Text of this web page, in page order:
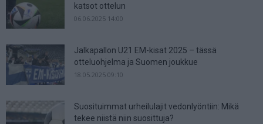
katsot ottelun
06.06.2025 14:00
Jalkapallon U21 EM-kisat 2025 – tässä
otteluohjelma ja Suomen joukkue
18.05.2025 09:10
Suosituimmat urheilulajit vedonlyöntiin: Mikä
tekee niistä niin suosittuja?